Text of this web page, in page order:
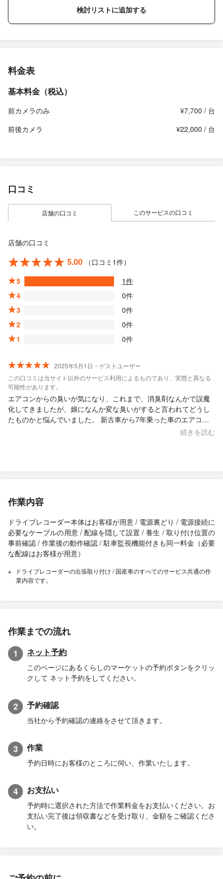
検討リストに追加する
料金表
基本料金（税込）
前カメラのみ
¥7,700 / 台
前後カメラ
¥22,000 / 台
口コミ
店舗の口コミ このサービスの口コミ
店舗の口コミ
5.00
（口コミ1件）
5
1件
4
0件
3
0件
2
0件
1
0件
2025年5月1日・ゲストユーザー
この口コミは当サイト以外のサービス利用によるものであり、実態と異なる
可能性があります。
エアコンからの臭いが気になり、これまで、消臭剤なんかで誤魔
化してきましたが、娘になんか変な臭いがすると言われてどうし
たものかと悩んでいました。 新古車から7年乗った車のエアコン
クリーニングをしてもらいましたが、こんなに汚れてるのかと驚
頂きましてありがとうございました。
続きを読む
作業内容
ドライブレコーダー本体はお客様が用意 / 電源裏どり / 電源接続に
必要なケーブルの用意 / 配線を隠して設置 / 養生 / 取り付け位置の
事前確認 / 作業後の動作確認 / 駐車監視機能付きも同一料金（必要
な配線はお客様が用意）
ドライブレコーダーの出張取り付け / 国産車のすべてのサービス共通の作
業内容です。
作業までの流れ
1 ネット予約
このページにあるくらしのマーケットの予約ボタンをクリッ
クして ネット予約をしてください。
2 予約確認
当社から予約確認の連絡をさせて頂きます。
3 作業
予約日時にお客様のところに伺い、作業いたします。
4 お支払い
予約時に選択された方法で作業料金をお支払いください。お
支払い完了後は領収書などを受け取り、金額をご確認くださ
い。